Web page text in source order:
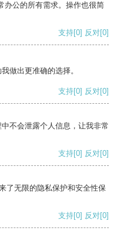
办公的所有需求。操作也很简
支持[0] 反对[0]
做出更准确的选择。
支持[0] 反对[0]
不会泄露个人信息，让我非常
支持[0] 反对[0]
了无限的隐私保护和安全性保
支持[0] 反对[0]